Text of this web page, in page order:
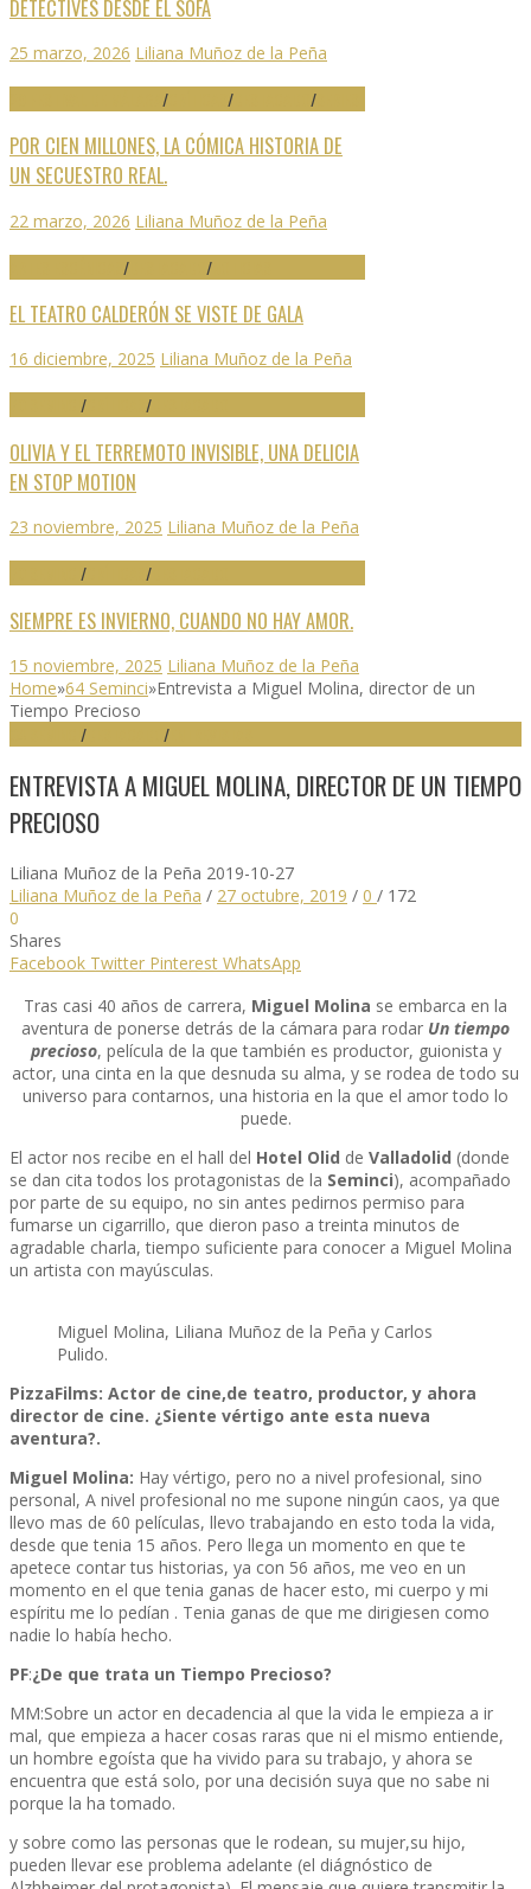
DETECTIVES DESDE EL SOFÁ
25 marzo, 2026 Liliana Muñoz de la Peña
/ / /
POR CIEN MILLONES, LA CÓMICA HISTORIA DE
UN SECUESTRO REAL.
22 marzo, 2026 Liliana Muñoz de la Peña
/ /
EL TEATRO CALDERÓN SE VISTE DE GALA
16 diciembre, 2025 Liliana Muñoz de la Peña
/ /
OLIVIA Y EL TERREMOTO INVISIBLE, UNA DELICIA
EN STOP MOTION
23 noviembre, 2025 Liliana Muñoz de la Peña
/ /
SIEMPRE ES INVIERNO, CUANDO NO HAY AMOR.
15 noviembre, 2025 Liliana Muñoz de la Peña
Home»64 Seminci»Entrevista a Miguel Molina, director de un
Tiempo Precioso
/ /
ENTREVISTA A MIGUEL MOLINA, DIRECTOR DE UN TIEMPO
PRECIOSO
Liliana Muñoz de la Peña 2019-10-27
Liliana Muñoz de la Peña / 27 octubre, 2019 / 0 / 172
0
Shares
Facebook Twitter Pinterest WhatsApp
Tras casi 40 años de carrera, Miguel Molina se embarca en la
aventura de ponerse detrás de la cámara para rodar Un tiempo
precioso, película de la que también es productor, guionista y
actor, una cinta en la que desnuda su alma, y se rodea de todo su
universo para contarnos, una historia en la que el amor todo lo
puede.
El actor nos recibe en el hall del Hotel Olid de Valladolid (donde
se dan cita todos los protagonistas de la Seminci), acompañado
por parte de su equipo, no sin antes pedirnos permiso para
fumarse un cigarrillo, que dieron paso a treinta minutos de
agradable charla, tiempo suficiente para conocer a Miguel Molina
un artista con mayúsculas.
Miguel Molina, Liliana Muñoz de la Peña y Carlos
Pulido.
PizzaFilms: Actor de cine,de teatro, productor, y ahora
director de cine. ¿Siente vértigo ante esta nueva
aventura?.
Miguel Molina: Hay vértigo, pero no a nivel profesional, sino
personal, A nivel profesional no me supone ningún caos, ya que
llevo mas de 60 películas, llevo trabajando en esto toda la vida,
desde que tenia 15 años. Pero llega un momento en que te
apetece contar tus historias, ya con 56 años, me veo en un
momento en el que tenia ganas de hacer esto, mi cuerpo y mi
espíritu me lo pedían . Tenia ganas de que me dirigiesen como
nadie lo había hecho.
PF:¿De que trata un Tiempo Precioso?
MM:Sobre un actor en decadencia al que la vida le empieza a ir
mal, que empieza a hacer cosas raras que ni el mismo entiende,
un hombre egoísta que ha vivido para su trabajo, y ahora se
encuentra que está solo, por una decisión suya que no sabe ni
porque la ha tomado.
y sobre como las personas que le rodean, su mujer,su hijo,
pueden llevar ese problema adelante (el diágnóstico de